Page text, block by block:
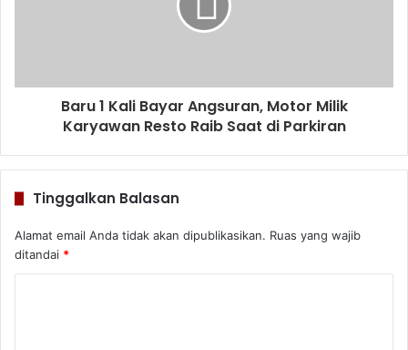
Baru 1 Kali Bayar Angsuran, Motor Milik
Karyawan Resto Raib Saat di Parkiran
Tinggalkan Balasan
Alamat email Anda tidak akan dipublikasikan. Ruas yang wajib
ditandai *